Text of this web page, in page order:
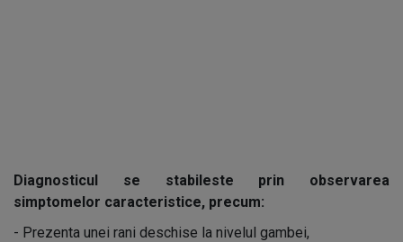
Diagnosticul se stabileste prin observarea
simptomelor caracteristice, precum:
- Prezenta unei rani deschise la nivelul gambei,